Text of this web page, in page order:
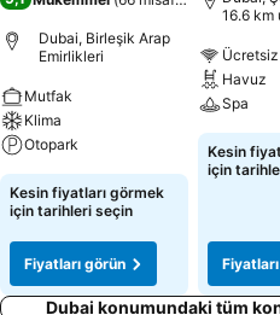
Dubai, Birleşik Arap
Emirlikleri
Mutfak
Klima
Otopark
Kesin fiyatları görmek
için tarihleri seçin
Fiyatları görün
16.6 km
Havuz
Spa
Kesin
için
Dubai konumundaki tüm